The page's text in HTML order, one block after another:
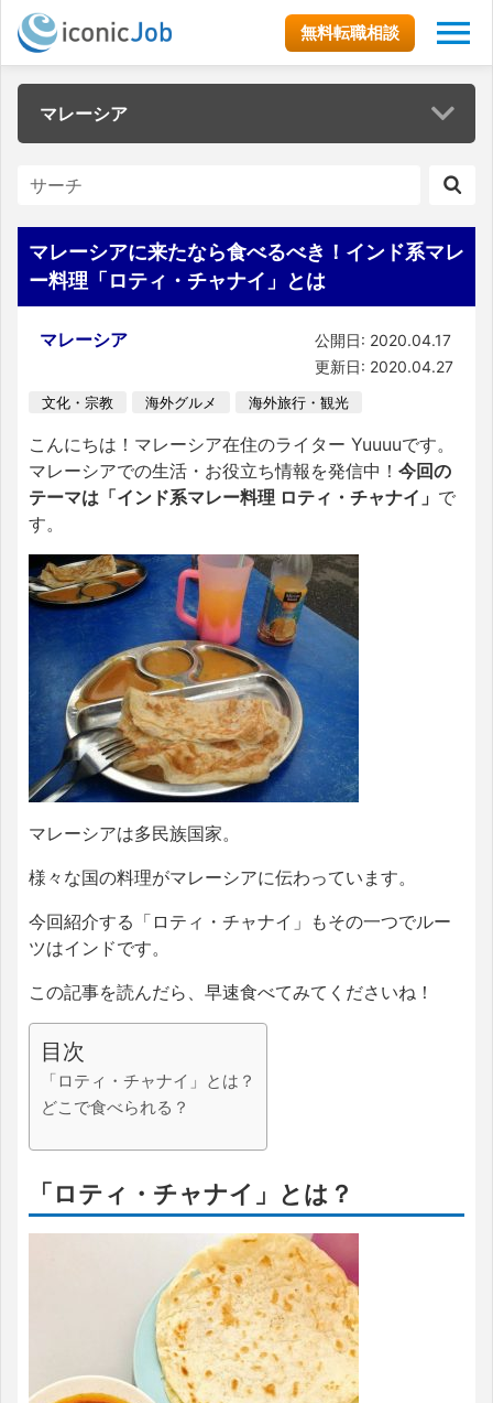
無料転職相談
マレーシア
マレーシアに来たなら食べるべき！インド系マレ
ー料理「ロティ・チャナイ」とは
マレーシア
公開日: 2020.04.17
更新日: 2020.04.27
文化・宗教 海外グルメ 海外旅行・観光
こんにちは！マレーシア在住のライター Yuuuuです。
マレーシアでの生活・お役立ち情報を発信中！ 今回の
テーマは「インド系マレー料理 ロティ・チャナイ」 で
す。
マレーシアは多民族国家。
様々な国の料理がマレーシアに伝わっています。
今回紹介する「ロティ・チャナイ」もその一つでルー
ツはインドです。
この記事を読んだら、早速食べてみてくださいね！
目次
「ロティ・チャナイ」とは？
どこで食べられる？
「ロティ・チャナイ」とは？